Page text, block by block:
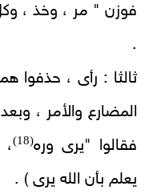
فوزن " مر ، وخذ ،
.
ثالثا : رأى ، حذفوا
المضارع والأمر ،
فقالوا "يرى وره(18)
يعلم بأن الله يرى ) .